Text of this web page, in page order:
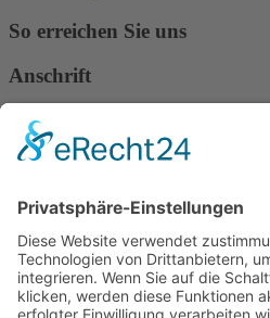
So erreichen Sie uns
Anschrift
Verband Deutscher
Verbandsverwaltung
Am Rosenbraken 12
E-Mail
Diese E-Mail-Adresse ist vor
muss JavaScript eingeschaltet sein!